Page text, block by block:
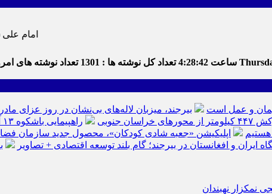
امام علی (ع) می فرماید : هر کس از خود
ساعت 4:28:43تعداد کل نوشته ها : 1301 تعداد نوشته های
و عمل است بیرجند، میزبان لاله‌های بی‌نشان در روز عزای مادر
جنوبی
راهپیمایی باشکوه ۱۳ آبان در بیرجند؛ «متحد و استوار مقابل استکبار» + تصاویر
هستیم
اپلیکیشن «جعبه شادی کودکان»، محصول جدید سازمان
ایران و افغانستان در بیرجند؛ گام بلند توسعه اقتصادی + تصاویر